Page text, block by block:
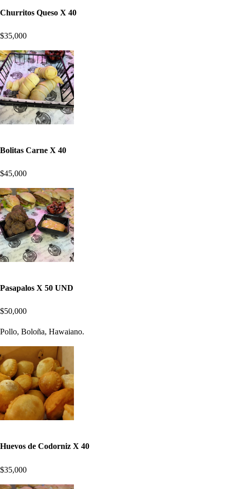
Churritos Queso X 40
$35,000
Bolitas Carne X 40
$45,000
Pasapalos X 50 UND
$50,000
Pollo, Boloña, Hawaiano.
Huevos de Codorniz X 40
$35,000